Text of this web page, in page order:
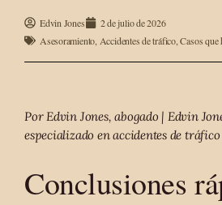
Edvin Jones
2 de julio de 2026
Asesoramiento Accidentes de tráfico,Casos que
Por Edvin Jones, abogado | Edvin
especializado en accidentes de tráfico
Conclusiones